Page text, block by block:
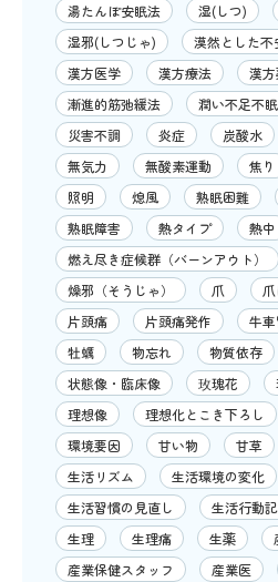
湯たんぽ安眠法
湿(しつ)
湿邪(しつじゃ)
漠然とした不
漢方医学
漢方療法
漢
漸進的筋弛緩法
潤い不足不眠
災害不調
炎症 炭酸水
無気力
無酸素運動 焦り
照明
熄風 熟眠困難
熟眠障害
熱タイプ 熱中
燃え尽き症候群（バーンアウト）
燥邪（そうじゃ）
爪
片頭痛
片頭痛発作 牛
牡蠣
物忘れ 物質依存
状態像・臨床像
玫瑰花
理想像
理想化とこき下ろし
環境要因
甘い物 甘草
生活リズム
生活環境の変化
生活習慣の見直し
生活行動
生理
生理痛 生薬
産業保健スタッフ
産業医